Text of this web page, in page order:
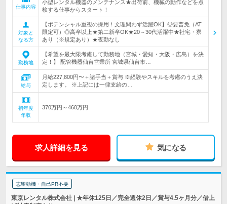
仕事内容
小型レンタル機器のメンテナンス★出荷前、機械の動作などを点
検する仕事からスタート！
対象と
なる方
【ポテンシャル重視の採用！文理問わず活躍OK】◎要普免（AT
限定可）◎高卒以上★第二新卒OK★20～30代活躍中★社宅・寮
あり（※規定あり）★夜勤なし
勤務地
【希望を最大限考慮して勤務地（宮城・愛知・大阪・広島）を決
定！】 配管機器仙台営業所 宮城県仙台市…
給与
月給227,800円〜＋諸手当＋賞与 ※経験やスキルを考慮のうえ決
定します。 ※上記には一律支給の…
初年度
年収
370万円～460万円
求人詳細を見る 気になる
志望動機・自己PR不要
東京レンタル株式会社 | ★年休125日／完全週休2日／賞与4.5ヶ月分／借上